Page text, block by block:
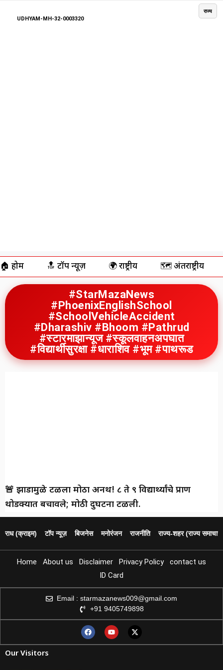
UDHYAM-MH-32-0003320
राज्य
🏠 होम 🔝 टॉप न्यूज़ 🌍 राष्ट्रीय 🗺️ अंतर्राष्ट्रीय
#StarMazaNews
#PhoenixEnglishSchool
#SchoolVehicleAccident
#Dharashiv #Bhoom #Pathrud
#स्टारमाझान्यूज #स्कूलवाहनअपघात
#विद्यार्थीसुरक्षा #धाराशिव #भूम #पाथरूड
🚨 झाडामुळे टळला मोठा अनर्थ! ८ ते ९ विद्यार्थ्यांचे प्राण
थोडक्यात बचावले; मोठी दुर्घटना टळली.
(क्राइम) टॉप न्यूज़ बिजनेस मनोरंजन राजनीति राज्य‑शहर (राज्य समाचार)
Home About us Disclaimer Privacy Policy
contact us
ID Card
Email : starmazanews009@gmail.com
+91 9405749898
Our Visitors